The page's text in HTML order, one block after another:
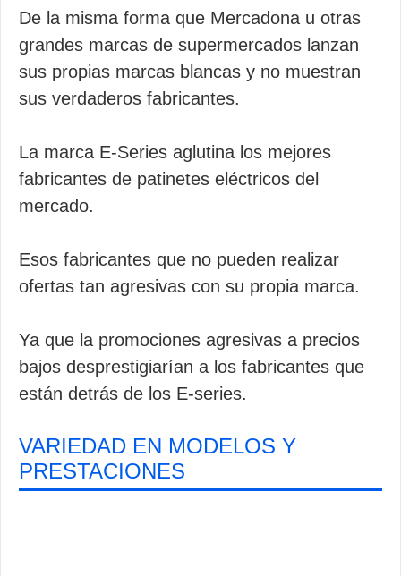
De la misma forma que Mercadona u otras
grandes marcas de supermercados lanzan
sus propias marcas blancas y no muestran
sus verdaderos fabricantes.
La marca E-Series aglutina los mejores
fabricantes de patinetes eléctricos del
mercado.
Esos fabricantes que no pueden realizar
ofertas tan agresivas con su propia marca.
Ya que la promociones agresivas a precios
bajos desprestigiarían a los fabricantes que
están detrás de los E-series.
VARIEDAD EN MODELOS Y
PRESTACIONES